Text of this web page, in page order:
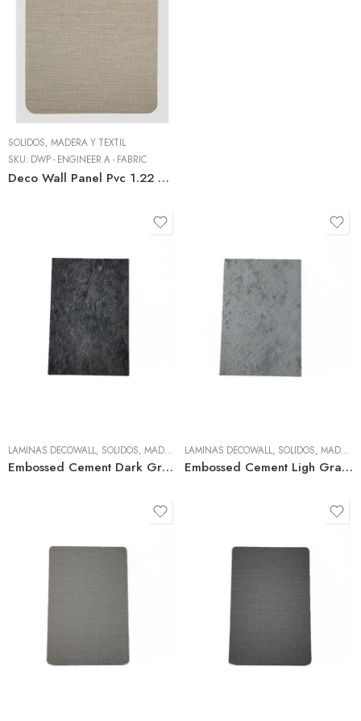
SÓLIDOS, MADERA Y TEXTIL
SKU: DWP - ENGINEER A - FABRIC
Deco Wall Panel Pvc 1.22 M X 2.44 M X 8mm Taupe Fabric – Wpc Interior
LÁMINAS DECOWALL, SÓLIDOS, MADERA Y TEXTIL
Embossed Cement Dark Grey Pvc 3mm
LÁMINAS DECOWALL, SÓLIDOS, MADERA Y TEXTIL
Embossed Cement Ligh Gray PVC 3mm